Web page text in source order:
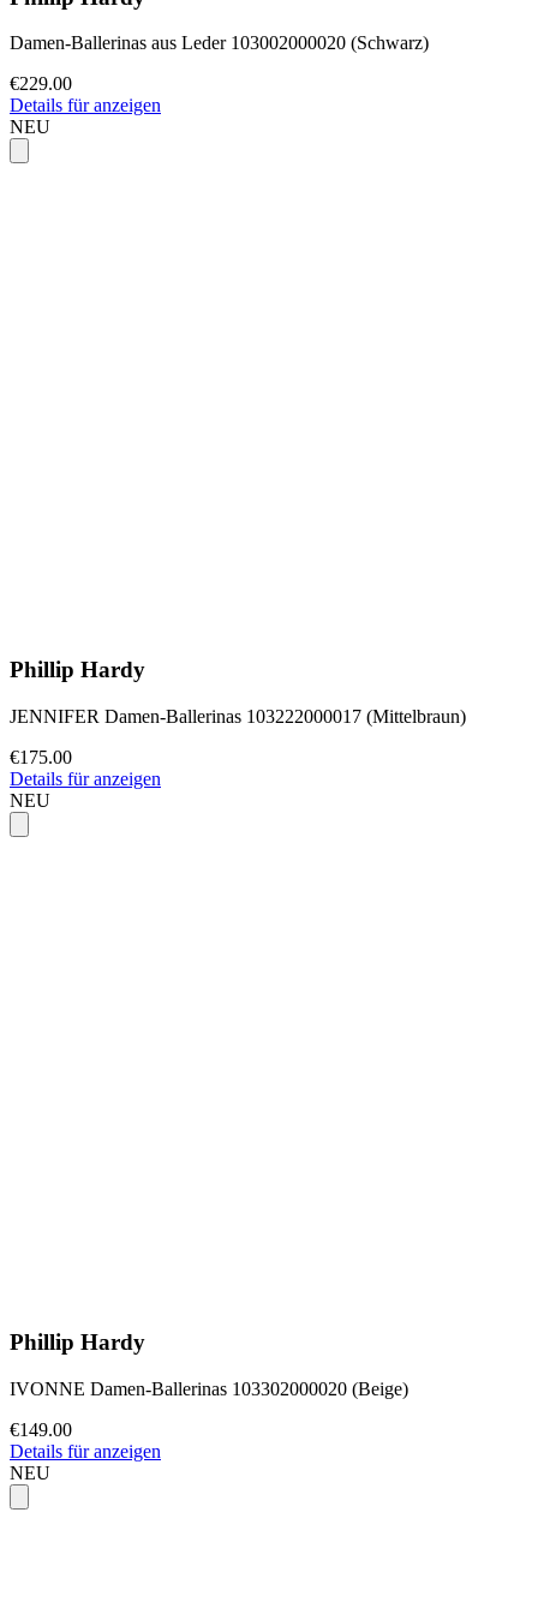
Damen-Ballerinas aus Leder 103002000020 (Schwarz)
€229.00
Details für anzeigen
NEU
Phillip Hardy
JENNIFER Damen-Ballerinas 103222000017 (Mittelbraun)
€175.00
Details für anzeigen
NEU
Phillip Hardy
IVONNE Damen-Ballerinas 103302000020 (Beige)
€149.00
Details für anzeigen
NEU